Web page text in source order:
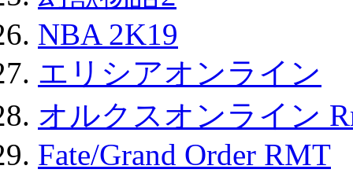
NBA 2K19
エリシアオンライン
オルクスオンライン
Fate/Grand Order RMT